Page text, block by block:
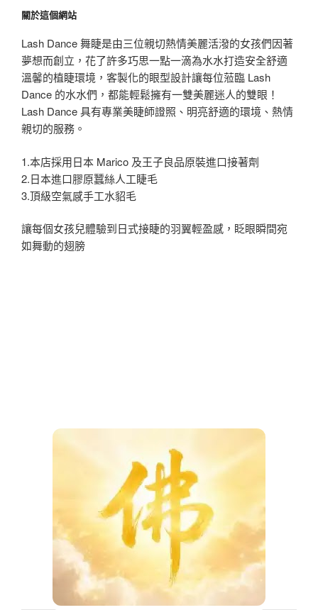
關於這個網站
Lash Dance 舞睫是由三位親切熱情美麗活潑的女孩們因著
夢想而創立，花了許多巧思一點一滴為水水打造安全舒適
溫馨的植睫環境，客製化的眼型設計讓每位蒞臨 Lash
Dance 的水水們，都能輕鬆擁有一雙美麗迷人的雙眼！
Lash Dance 具有專業美睫師證照、明亮舒適的環境、熱情
親切的服務。
1.本店採用日本 Marico 及王子良品原裝進口接著劑
2.日本進口膠原蠶絲人工睫毛
3.頂級空氣感手工水貂毛
讓每個女孩兒體驗到日式接睫的羽翼輕盈感，眨眼瞬間宛
如舞動的翅膀